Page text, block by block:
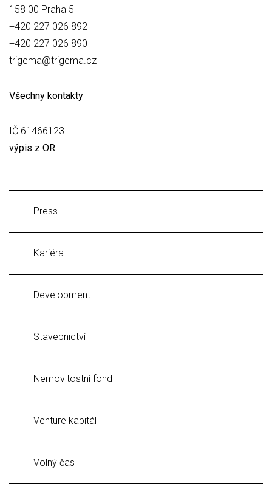
158 00 Praha 5
+420 227 026 892
+420 227 026 890
trigema@trigema.cz
Všechny kontakty
IČ 61466123
výpis z OR
Press
Kariéra
Development
Stavebnictví
Nemovitostní fond
Venture kapitál
Volný čas